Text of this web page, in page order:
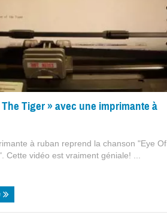
The Tiger » avec une imprimante à
à ruban reprend la chanson "Eye Of
Cette vidéo est vraiment géniale! ...